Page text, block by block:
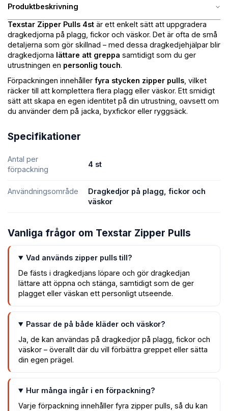
Produktbeskrivning
Texstar Zipper Pulls 4st är ett enkelt sätt att uppgradera
dragkedjorna på plagg, fickor och väskor. Det är ofta de små
detaljerna som gör skillnad – med dessa dragkedjehjälpar blir
dragkedjorna lättare att greppa samtidigt som du ger
utrustningen en personlig touch.
Förpackningen innehåller fyra stycken zipper pulls , vilket
räcker till att komplettera flera plagg eller väskor. Ett smidigt
sätt att skapa en egen identitet på din utrustning, oavsett om
du använder dem på jacka, byxfickor eller ryggsäck.
Specifikationer
Antal per
förpackning
4 st
Användningsområde
Dragkedjor på plagg, fickor och
väskor
Vanliga frågor om Texstar Zipper Pulls
Vad används zipper pulls till?
De fästs i dragkedjans löpare och gör dragkedjan
lättare att öppna och stänga, samtidigt som de ger
plagget eller väskan ett personligt utseende.
Passar de på både kläder och väskor?
Ja, de kan användas på dragkedjor på plagg, fickor och
väskor – överallt där du vill förbättra greppet eller sätta
din egen prägel.
Hur många ingår i en förpackning?
Varje förpackning innehåller fyra zipper pulls, så du kan